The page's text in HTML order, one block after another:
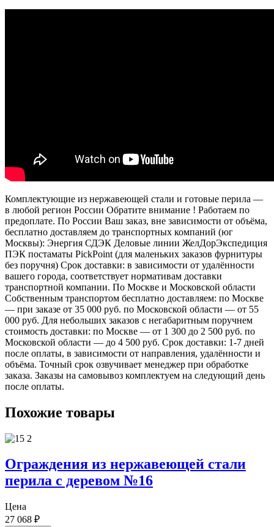
Комплектующие из нержавеющей стали и готовые перила —
в любой регион России Обратите внимание ! Работаем по
предоплате. По России Ваш заказ, вне зависимости от объёма,
бесплатно доставляем до транспортных компаний (юг
Москвы): Энергия СДЭК Деловые линии ЖелДорЭкспедиция
ПЭК постаматы PickPoint (для маленьких заказов фурнитуры
без поручня) Срок доставки: в зависимости от удалённости
вашего города, соответствует нормативам доставки
транспортной компании. По Москве и Московской области
Собственным транспортом бесплатно доставляем: по Москве
— при заказе от 35 000 руб. по Московской области — от 55
000 руб. Для небольших заказов с негабаритным поручнем
стоимость доставки: по Москве — от 1 300 до 2 500 руб. по
Московской области — до 4 500 руб. Срок доставки: 1-7 дней
после оплаты, в зависимости от направления, удалённости и
объёма. Точный срок озвучивает менеджер при обработке
заказа. Заказы на самовывоз комплектуем на следующий день
после оплаты.
Похожие товары
Ограждения из нержавеющей стали
перила с деревом №16
Цена
27 068 ₽